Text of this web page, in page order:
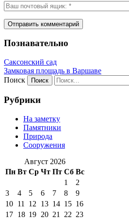
Познавательно
Саксонский сад
Замковая площадь в Варшаве
Поиск
Рубрики
На заметку
Памятники
Природа
Сооружения
Август 2026
Пн Вт Ср Чт Пт Сб Вс
1
2
3
4 5 6 7 8
9
10 11 12 13 14 15 16
17 18 19 20 21 22 23